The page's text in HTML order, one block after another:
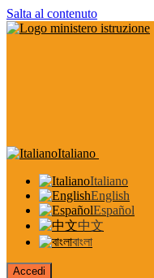
Salta al contenuto
Italiano
Italiano
English
Español
中文
বাংলা
Accedi